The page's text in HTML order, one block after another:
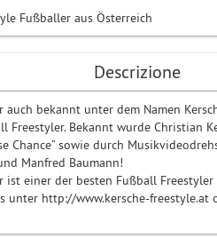
Fußballer aus Österreich
Descrizione
auch bekannt unter dem Namen
Freestyler. Bekannt wurde Christian
Chance” sowie durch
Manfred Baumann!
ist einer der besten Fußball
unter http://www.kersche-freestyle.at